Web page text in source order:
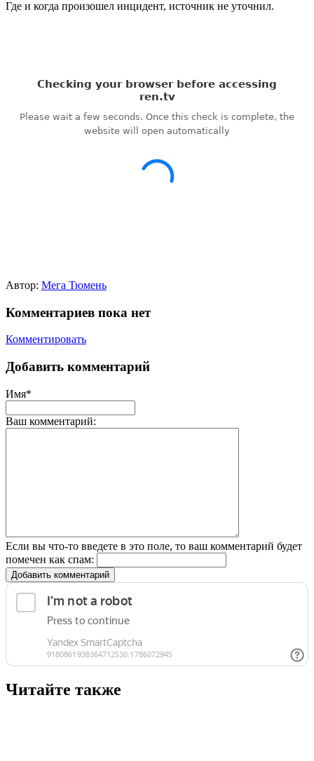
Где и когда произошел инцидент, источник не уточнил.
Автор: Мега Тюмень
Комментариев пока нет
Комментировать
Добавить комментарий
Имя*
Ваш комментарий:
Если вы что-то введете в это поле, то ваш комментарий будет
помечен как спам:
Добавить комментарий
Читайте также